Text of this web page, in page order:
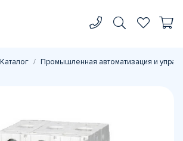
Каталог Промышленная автоматизация и